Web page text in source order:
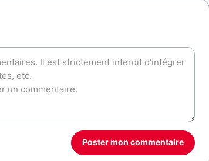
Poster mon commentaire